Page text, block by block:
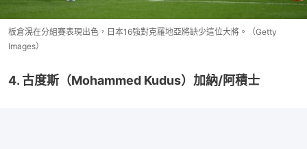
板倉滉在分組賽表現出色，日本16強對克羅地亞將缺少這位大將。（Getty
Images）
4. 古度斯（Mohammed Kudus）加納/阿積士